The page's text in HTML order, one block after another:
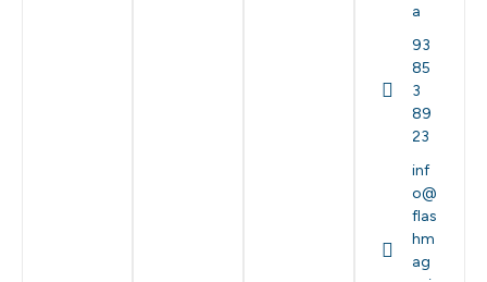
a
93
85
3
89
23
inf
o@
flas
hm
ag